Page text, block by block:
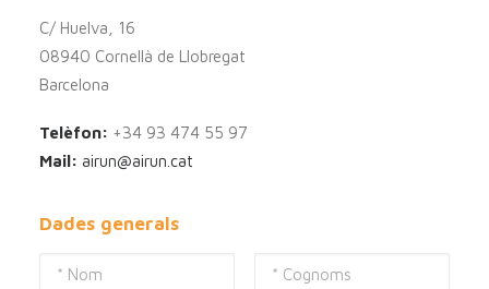
C/ Huelva, 16
08940 Cornellà de Llobregat
Barcelona
Telèfon: +34 93 474 55 97
Mail: airun@airun.cat
Dades generals